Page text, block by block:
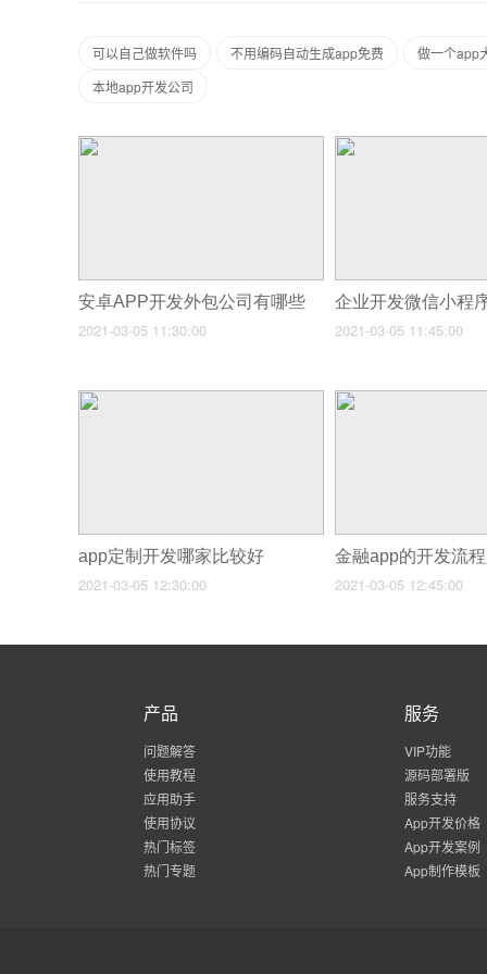
可以自己做软件吗 不用编码自动生成app免费
做一个app
本地app开发公司
安卓APP开发外包公司有哪些
2021-03-05 11:30:00 2021-03-05 11:45:00
app定制开发哪家比较好
2021-03-05 12:30:00
金融app的开发流
2021-03-05 12:45:00
产品
问题解答
使用教程
应用助手
使用协议
热门标签
热门专题
服务
VIP功能
源码部署版
服务支持
App开发价格
App开发案例
App制作模板